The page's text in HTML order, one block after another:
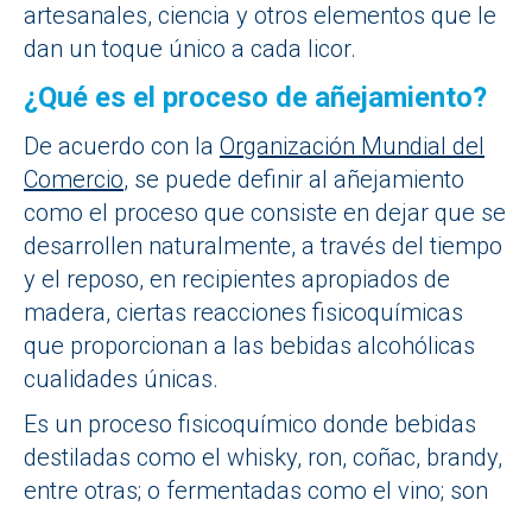
artesanales, ciencia y otros elementos que le
dan un toque único a cada licor.
¿Qué es el proceso de añejamiento?
De acuerdo con la Organización Mundial del
Comercio, se puede definir al añejamiento
como el proceso que consiste en dejar que se
desarrollen naturalmente, a través del tiempo
y el reposo, en recipientes apropiados de
madera, ciertas reacciones fisicoquímicas
que proporcionan a las bebidas alcohólicas
cualidades únicas.
Es un proceso fisicoquímico donde bebidas
destiladas como el whisky, ron, coñac, brandy,
entre otras; o fermentadas como el vino; son